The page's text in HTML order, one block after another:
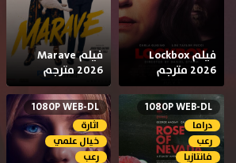
فيلم Lockbox
2026 مترجم
فيلم Marave
2026 مترجم
1080P WEB-DL
دراما
رعب
فانتازيا
1080P WEB-DL
اثارة
خيال علمي
رعب